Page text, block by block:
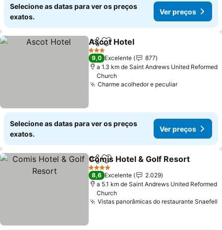
Selecione as datas para ver os preços
exatos.
Ver preços
PartilharAdicionar aos favoritos
Ascot Hotel
3 Estrelas
9,0 Excelente
877
a 1.3 km de Saint Andrews United Reformed
Church
Charme acolhedor e peculiarVer preços
Selecione as datas para ver os preços
exatos.
Ver preços
PartilharAdicionar aos favoritos
Comis Hotel & Golf Resort
4 Estrelas
8,6 Excelente
2.029
a 5.1 km de Saint Andrews United Reformed
Church
Vistas panorâmicas do restaurante Snaefell